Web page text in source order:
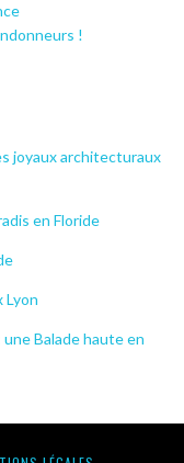
!
joyaux architecturaux
en Floride
Lyon
Balade haute en